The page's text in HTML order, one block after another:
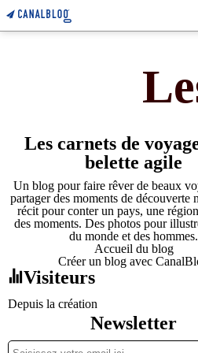
Les carnets de
belette agile
Un blog pour faire rêver de beaux
partager des moments de découverte
récit pour conter un pays, une
des moments. Des photos pour
du monde et des hommes.
Accueil du blog
Créer un blog avec
Visiteurs
Depuis la création
Newsletter